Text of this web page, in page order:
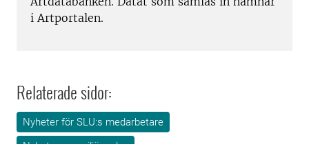
i Artportalen.
Relaterade sidor:
Nyheter för SLU:s medarbetare